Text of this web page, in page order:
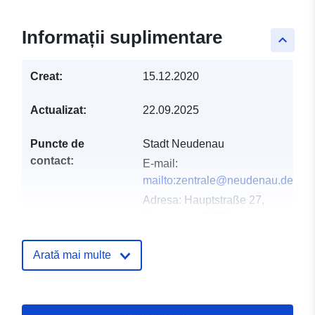
keyboard_arrow_up
Informații suplimentare
Creat: 15.12.2020
Actualizat: 22.09.2025
Puncte de
contact:
Stadt Neudenau
E-mail:
mailto:zentrale@neudenau.de
Adresa: Hauptstraße 27,
Registru catalog: Adăugat la data.europa.eu: 21
Arată mai multe